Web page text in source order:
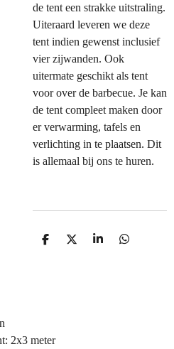
de tent een strakke uitstraling.
Uiteraard leveren we deze
tent indien gewenst inclusief
vier zijwanden. Ook
uitermate geschikt als tent
voor over de barbecue. Je kan
de tent compleet maken door
er verwarming, tafels en
verlichting in te plaatsen. Dit
is allemaal bij ons te huren.
D
D
S
D
2x3 meter